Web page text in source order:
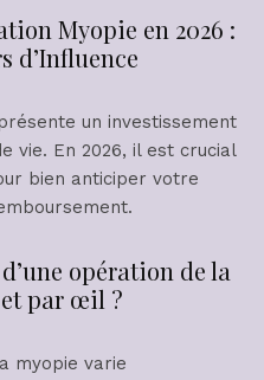
Myopie en 2026 :
d’Influence
un investissement
vie. En 2026, il est crucial
bien anticiper votre
opération de la
par œil ?
myopie varie